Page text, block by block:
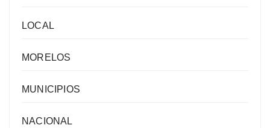
LOCAL
MORELOS
MUNICIPIOS
NACIONAL